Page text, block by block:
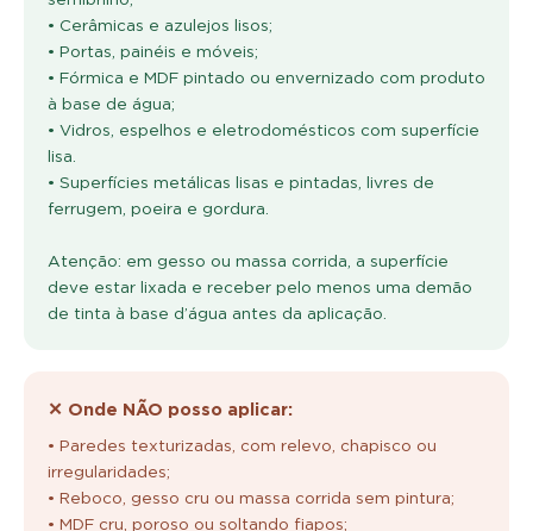
• Cerâmicas e azulejos lisos;
• Portas, painéis e móveis;
• Fórmica e MDF pintado ou envernizado com produto
à base de água;
• Vidros, espelhos e eletrodomésticos com superfície
lisa.
• Superfícies metálicas lisas e pintadas, livres de
ferrugem, poeira e gordura.
Atenção: em gesso ou massa corrida, a superfície
deve estar lixada e receber pelo menos uma demão
de tinta à base d’água antes da aplicação.
✕ Onde NÃO posso aplicar:
• Paredes texturizadas, com relevo, chapisco ou
irregularidades;
• Reboco, gesso cru ou massa corrida sem pintura;
• MDF cru, poroso ou soltando fiapos;